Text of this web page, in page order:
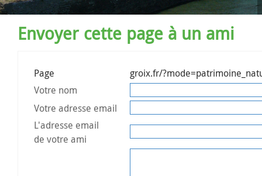
Envoyer cette page à un ami
Page
groix.fr/
Votre nom
Votre adresse email
L'adresse email
de votre ami